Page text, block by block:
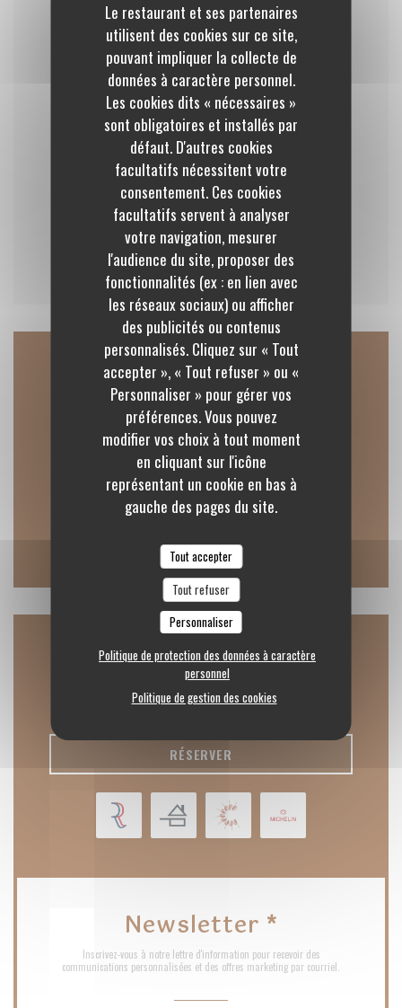
Le restaurant et ses partenaires
utilisent des cookies sur ce site,
pouvant impliquer la collecte de
données à caractère personnel.
Les cookies dits « nécessaires »
sont obligatoires et installés par
défaut. D'autres cookies
facultatifs nécessitent votre
consentement. Ces cookies
facultatifs servent à analyser
votre navigation, mesurer
l'audience du site, proposer des
fonctionnalités (ex : en lien avec
les réseaux sociaux) ou afficher
des publicités ou contenus
personnalisés. Cliquez sur « Tout
accepter », « Tout refuser » ou «
Personnaliser » pour gérer vos
préférences. Vous pouvez
modifier vos choix à tout moment
en cliquant sur l'icône
représentant un cookie en bas à
gauche des pages du site.
Tout accepter
Tout refuser
Personnaliser
Politique de protection des données à caractère
personnel
Politique de gestion des cookies
Germination
4 services ( du mardi soir au samedi )
75,00 EUR
Eclosion
7 services (servi tous les soirs ainsi que le samedi midi)
115,00 EUR
Accès/Contact
10 Rue nationale, 41120 Cellettes 41120 Cellettes
02 54 74 67 15
Facebook ((ouvre une nouvelle
Instagram ((ouvre une
Nous contacter
RÉSERVER
Newsletter *
Inscrivez-vous à notre lettre d'information pour recevoir des
communications personnalisées et des offres marketing par courriel.